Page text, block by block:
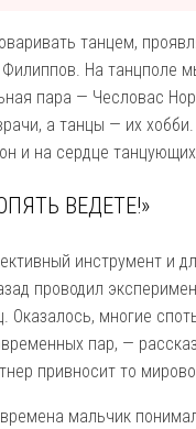
танцем,
Филиппов. На танцполе
пара — Чесловас
а танцы — их
и на сердце
ВЕДЕТЕ!»
инструмент и
проводил
Оказалось, многие
пар, —
привносит то
мальчик